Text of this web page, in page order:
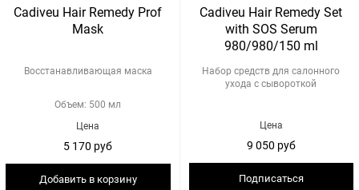
Cadiveu Hair Remedy Prof
Mask
Восстанавливающая маска
Объем: 500 мл
Цена
5 170 руб
Добавить в корзину
Cadiveu Hair Remedy Set
with SOS Serum
980/980/150 ml
Набор средств для салонного
ухода с сывороткой
Цена
9 050 руб
Подписаться